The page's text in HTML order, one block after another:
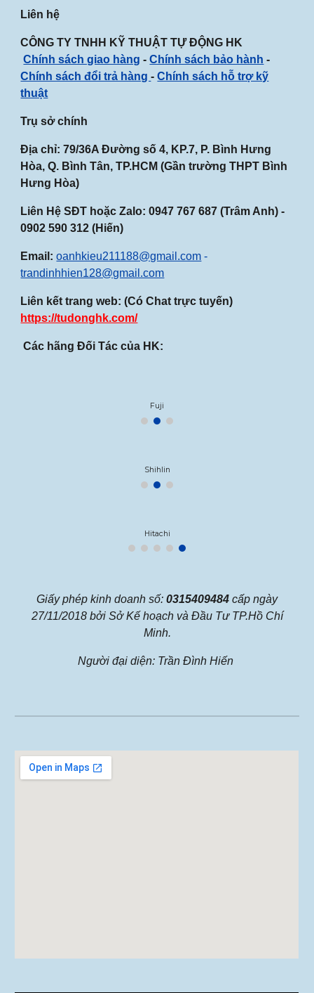
Liên hệ
CÔNG TY TNHH KỸ THUẬT TỰ ĐỘNG HK
Chính sách giao hàng - Chính sách bảo hành -
Chính sách đổi trả hàng- Chính sách hỗ trợ kỹ
thuật
Trụ sở chính
Địa chỉ: 79/36A Đường số 4, KP.7, P. Bình Hưng
Hòa, Q. Bình Tân, TP.HCM (Gần trường THPT Bình
Hưng Hòa)
Liên Hệ SĐT hoặc Zalo:0947 767 687 (Trâm Anh) -
0902 590 312 (Hiến)
Email: oanhkieu211188@gmail.com -
trandinhhien128@gmail.com
Liên kết trang web: (Có Chat trực tuyến)
https://tudonghk.com/
Các hãng Đối Tác của HK:
Fuji
Shihlin
Hitachi
Giấy phép kinh doanh số: 0315409484 cấp ngày
27/11/2018 bởi Sở Kế hoạch và Đầu Tư TP.Hồ Chí
Minh.
Người đại diện: Trần Đình Hiến